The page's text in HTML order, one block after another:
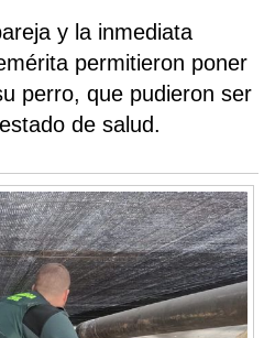
y la inmediata
permitieron poner
perro, que pudieron ser
de salud.